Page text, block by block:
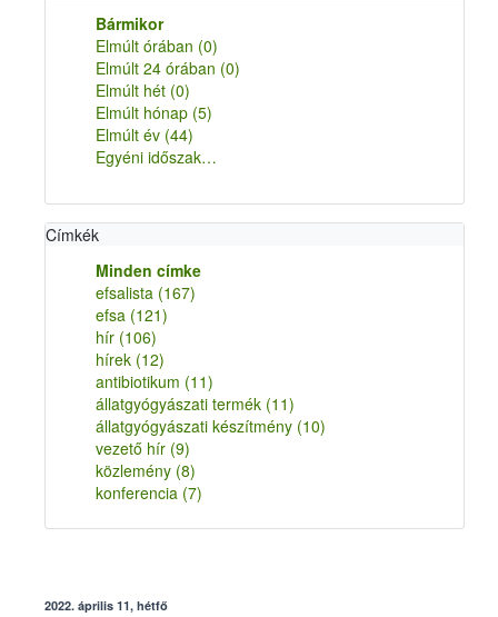
Bármikor
Elmúlt órában (0)
Elmúlt 24 órában (0)
Elmúlt hét (0)
Elmúlt hónap (5)
Elmúlt év (44)
Egyéni időszak…
Címkék
Minden címke
efsalista (167)
efsa (121)
hír (106)
hírek (12)
antibiotikum (11)
állatgyógyászati termék (11)
állatgyógyászati készítmény (10)
vezető hír (9)
közlemény (8)
konferencia (7)
2022. április 11, hétfő